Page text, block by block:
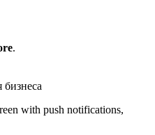
.
with push notifications,